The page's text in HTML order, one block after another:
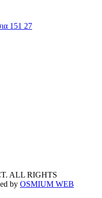
151 27
ALL RIGHTS
by OSMIUM WEB